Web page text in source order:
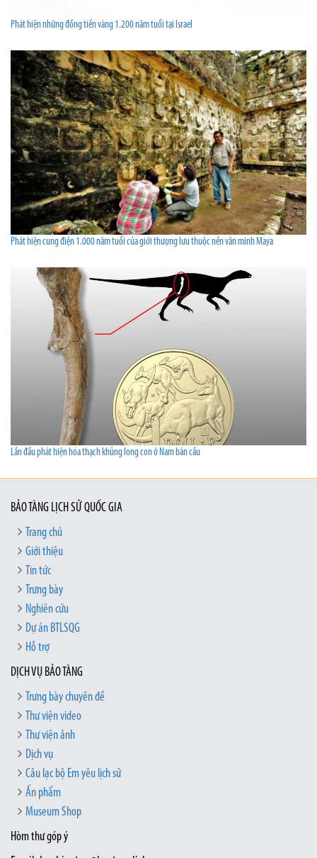
Phát hiện những đồng tiền vàng 1.200 năm tuổi tại Israel
Phát hiện cung điện 1.000 năm tuổi của giới thượng lưu thuộc nền văn minh Maya
Lần đầu phát hiện hóa thạch khủng long con ở Nam bán cầu
BẢO TÀNG LỊCH SỬ QUỐC GIA
Trang chủ
Giới thiệu
Tin tức
Trưng bày
Nghiên cứu
Dự án BTLSQG
Hỗ trợ
DỊCH VỤ BẢO TÀNG
Trưng bày chuyên đề
Thư viện video
Thư viện ảnh
Dịch vụ
Câu lạc bộ Em yêu lịch sử
Ấn phẩm
Museum Shop
Hòm thư góp ý